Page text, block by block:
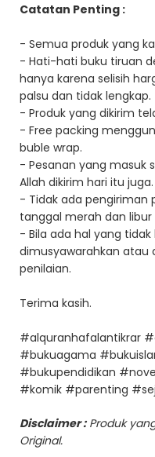
Catatan Penting :
- Semua produk yang
- Hati-hati buku tiruan
hanya karena selisih
palsu dan tidak lengkap.
- Produk yang dikirim
- Free packing
buble wrap.
- Pesanan yang masuk
Allah dikirim hari itu juga.
- Tidak ada pengiriman
tanggal merah dan libur
- Bila ada hal yang tidak
dimusyawarahkan atau
penilaian.
Terima kasih.
#alquranhafalantikrar
#bukuagama
#bukupendidikan
#komik #parenting
Disclaimer :Produk
Original.